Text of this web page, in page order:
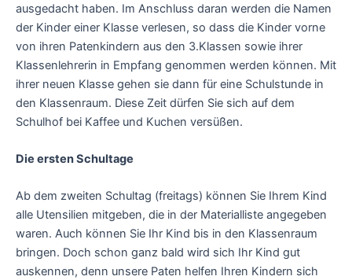
ausgedacht haben. Im Anschluss daran werden die Namen
der Kinder einer Klasse verlesen, so dass die Kinder vorne
von ihren Patenkindern aus den 3.Klassen sowie ihrer
Klassenlehrerin in Empfang genommen werden können. Mit
ihrer neuen Klasse gehen sie dann für eine Schulstunde in
den Klassenraum. Diese Zeit dürfen Sie sich auf dem
Schulhof bei Kaffee und Kuchen versüßen.
Die ersten Schultage
Ab dem zweiten Schultag (freitags) können Sie Ihrem Kind
alle Utensilien mitgeben, die in der Materialliste angegeben
waren. Auch können Sie Ihr Kind bis in den Klassenraum
bringen. Doch schon ganz bald wird sich Ihr Kind gut
auskennen, denn unsere Paten helfen Ihren Kindern sich